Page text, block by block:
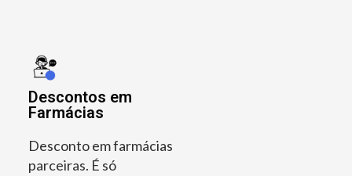
Descontos em
Farmácias
Desconto em farmácias
parceiras. É só